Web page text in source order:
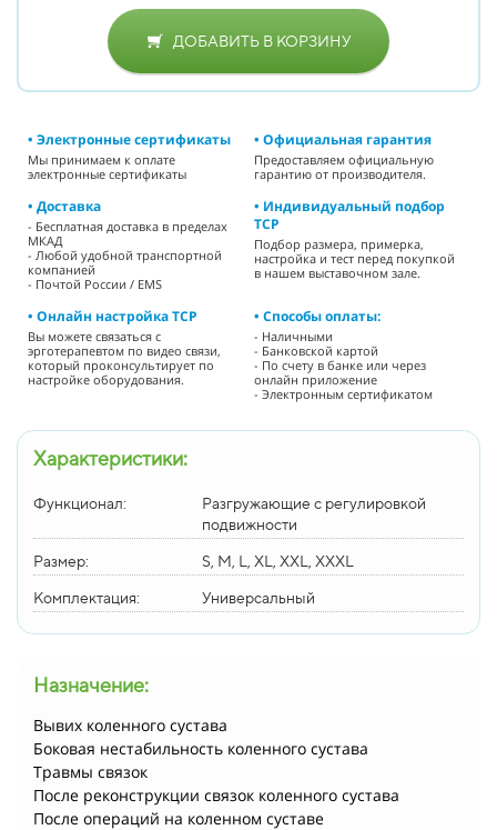
ДОБАВИТЬ В КОРЗИНУ
• Электронные сертификаты
Мы принимаем к оплате
электронные сертификаты
• Официальная гарантия
Предоставляем официальную
гарантию от производителя.
• Доставка
- Бесплатная доставка в пределах
МКАД
- Любой удобной транспортной
компанией
- Почтой России / EMS
• Индивидуальный подбор
ТСР
Подбор размера, примерка,
настройка и тест перед покупкой
в нашем выставочном зале.
• Онлайн настройка ТСР
Вы можете связаться с
эрготерапевтом по видео связи,
который проконсультирует по
настройке оборудования.
• Способы оплаты:
- Наличными
- Банковской картой
- По счету в банке или через
онлайн приложение
- Электронным сертификатом
Характеристики:
Функционал:
Разгружающие с регулировкой
подвижности
Размер: S, M, L, XL, XXL, XXXL
Комплектация: Универсальный
Назначение:
Вывих коленного сустава
Боковая нестабильность коленного сустава
Травмы связок
После реконструкции связок коленного сустава
После операций на коленном суставе